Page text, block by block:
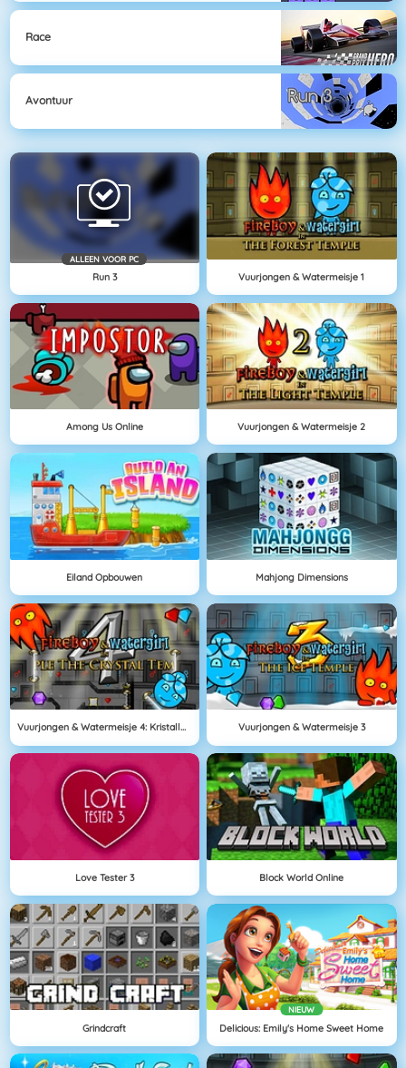
Race
Avontuur
ALLEEN VOOR PC
Run 3 Vuurjongen & Watermeisje 1
Among Us Online Vuurjongen & Watermeisje 2
Eiland Opbouwen Mahjong Dimensions
Vuurjongen & Watermeisje 4: Kristallen Tempel Vuurjongen & Watermeisje 3
Love Tester 3 Block World Online
Grindcraft
NIEUW
Delicious: Emily's Home Sweet Home